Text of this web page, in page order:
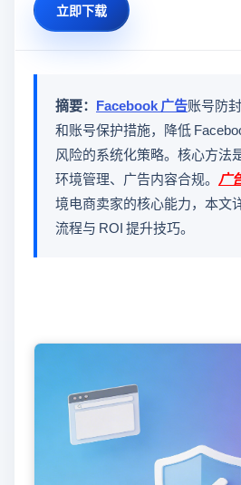
立即下载
摘要： Facebook 广告账号防
和账号保护措施，降低
风险的系统化策略。核心方法
环境管理、广告内容合规。 广
境电商卖家的核心能力，本文
流程与 ROI 提升技巧。